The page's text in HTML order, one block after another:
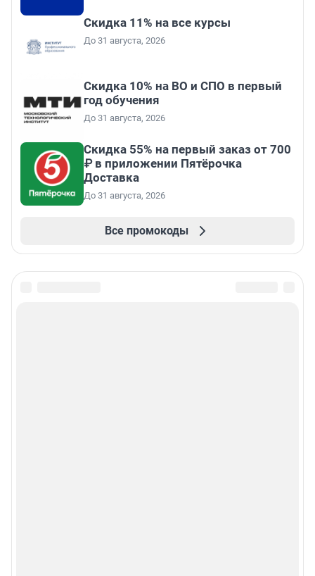
Скидка 11% на все курсы
До 31 августа, 2026
Скидка 10% на ВО и СПО в первый
год обучения
До 31 августа, 2026
Скидка 55% на первый заказ от 700
₽ в приложении Пятёрочка
Доставка
До 31 августа, 2026
Все промокоды